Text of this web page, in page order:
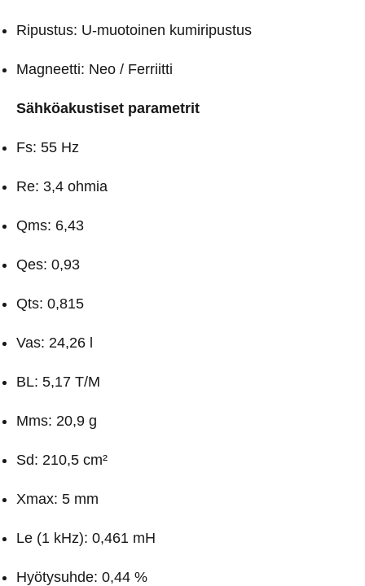
Ripustus: U-muotoinen kumiripustus
Magneetti: Neo / Ferriitti
Sähköakustiset parametrit
Fs: 55 Hz
Re: 3,4 ohmia
Qms: 6,43
Qes: 0,93
Qts: 0,815
Vas: 24,26 l
BL: 5,17 T/M
Mms: 20,9 g
Sd: 210,5 cm²
Xmax: 5 mm
Le (1 kHz): 0,461 mH
Hyötysuhde: 0,44 %